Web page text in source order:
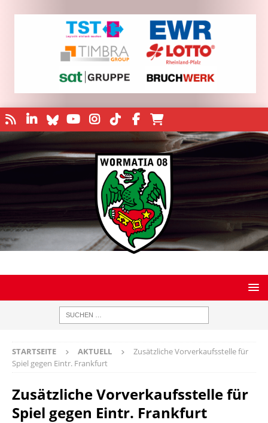
STARTSEITE AKTUELL
Zusätzliche Vorverkaufsstelle für
Spiel gegen Eintr. Frankfurt
Zusätzliche Vorverkaufsstelle für
Spiel gegen Eintr. Frankfurt